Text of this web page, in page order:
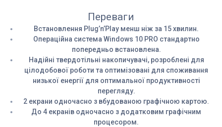
Переваги
Встановлення Plug’n’Play менш ніж за 15 хвилин.
Операційна система Windows 10 PRO стандартно
попередньо встановлена.
Надійні твердотільні накопичувачі, розроблені для
цілодобової роботи та оптимізовані для споживання
низької енергії для оптимальної продуктивності
перегляду.
2 екрани одночасно з вбудованою графічною картою.
До 4 екранів одночасно з додатковим графічним
процесором.